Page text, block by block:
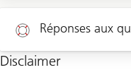
Rendez-vous clients
Rendez-vous clients
Réponses aux
Aide
Disclaimer